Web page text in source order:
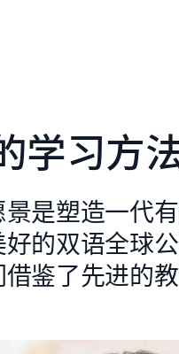
学习方
是塑造一代
的双语全球
鉴了先进的